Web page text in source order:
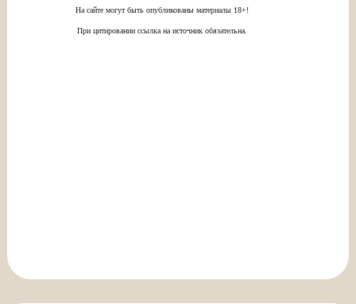
На сайте могут быть опубликованы материалы 18+!
При цитировании ссылка на источник обязательна.